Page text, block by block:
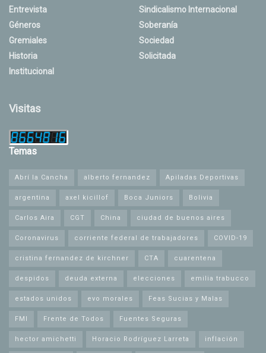
Entrevista
Géneros
Gremiales
Historia
Institucional
Sindicalismo Internacional
Soberanía
Sociedad
Solicitada
Visitas
Temas
Abrí la Cancha alberto fernandez Apiladas Deportivas
argentina axel kicillof Boca Juniors Bolivia
Carlos Aira CGT China ciudad de buenos aires
Coronavirus corriente federal de trabajadores COVID-19
cristina fernandez de kirchner CTA cuarentena
despidos deuda externa elecciones emilia trabucco
estados unidos evo morales Feas Sucias y Malas
FMI Frente de Todos Fuentes Seguras
hector amichetti Horacio Rodríguez Larreta inflación